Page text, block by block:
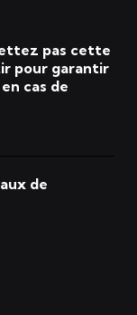
pas cette
pour garantir
cas de
de